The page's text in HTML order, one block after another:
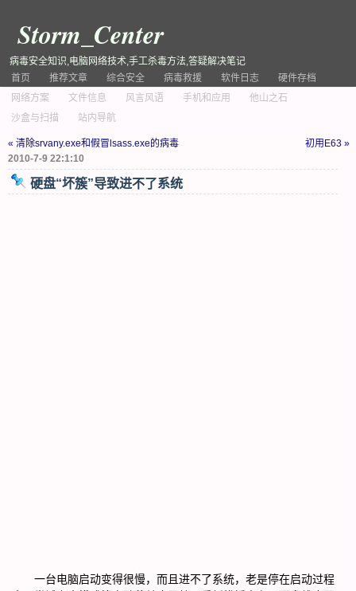
Storm_Center
病毒安全知识,电脑网络技术,手工杀毒方法,答疑解决笔记
首页
推荐文章 综合安全 病毒救援 软件日志
硬件存档
网络方案
文件信息 风言风语 手机和应用
他山之石
沙盒与扫描
站内导航
« 清除srvany.exe和假冒lsass.exe的病毒
初用E63 »
2010-7-9 22:1:10
硬盘“坏簇”导致进不了系统
一台电脑启动变得很慢，而且进不了系统，老是停在启动过程